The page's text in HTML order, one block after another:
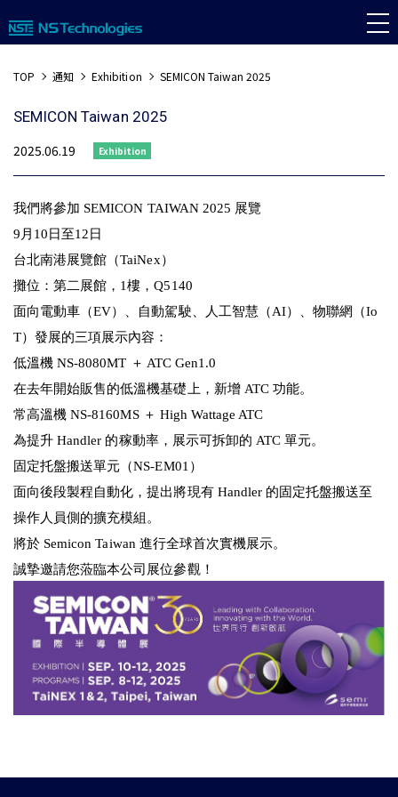
TOP 通知 Exhibition SEMICON Taiwan 2025
SEMICON Taiwan 2025
2025.06.19
Exhibition
我們將參加 SEMICON TAIWAN 2025 展覽
9月10日至12日
台北南港展覽館（TaiNex）
攤位：第二展館，1樓，Q5140
面向電動車（EV）、自動駕駛、人工智慧（AI）、物聯網（Io
T）發展的三項展示內容：
低溫機 NS-8080MT ＋ ATC Gen1.0
在去年開始販售的低溫機基礎上，新增 ATC 功能。
常高溫機 NS-8160MS ＋ High Wattage ATC
為提升 Handler 的稼動率，展示可拆卸的 ATC 單元。
固定托盤搬送單元（NS-EM01）
面向後段製程自動化，提出將現有 Handler 的固定托盤搬送至
操作人員側的擴充模組。
將於 Semicon Taiwan 進行全球首次實機展示。
誠摯邀請您蒞臨本公司展位參觀！